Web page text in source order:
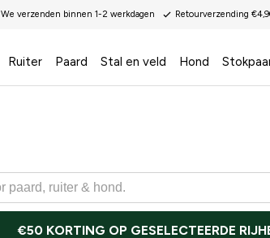
We verzenden binnen 1-2 werkdagen Retourverzending
Ruiter Paard Stal en veld Hond
€50 KORTING OP GESELECTEERDE